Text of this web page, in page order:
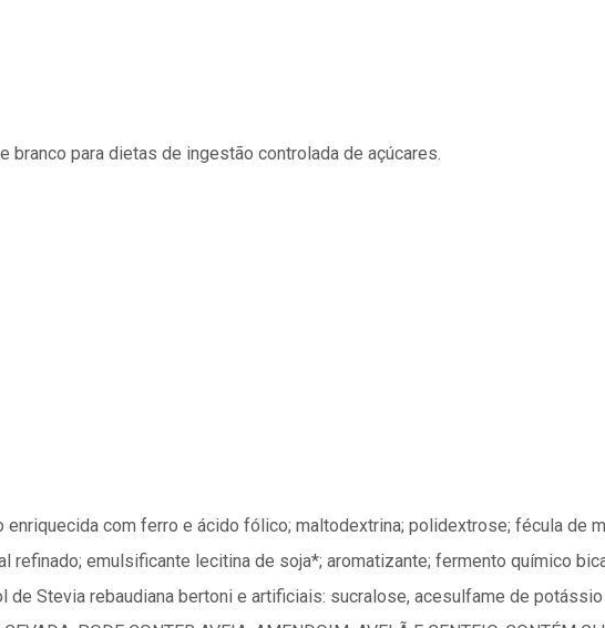
branco para dietas de ingestão controlada de açúcares.
enriquecida com ferro e ácido fólico; maltodextrina; polidextrose; fécula de
refinado; emulsificante lecitina de soja*; aromatizante; fermento químico
Stevia rebaudiana bertoni e artificiais: sucralose, acesulfame de potássio